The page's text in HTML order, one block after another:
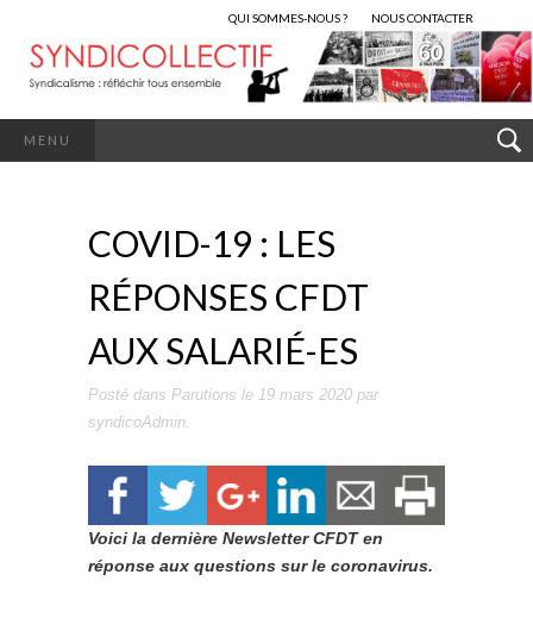
QUI SOMMES-NOUS ? NOUS CONTACTER
MENU
COVID-19 : LES
RÉPONSES CFDT
AUX SALARIÉ-ES
Posté dans Parutions le 19 mars 2020 par
syndicoAdmin.
Voici la dernière Newsletter CFDT en
réponse aux questions sur le coronavirus.